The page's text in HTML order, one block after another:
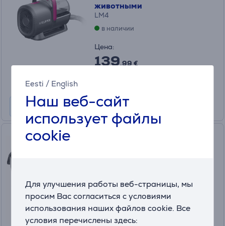
Eesti / English
Наш веб-сайт
использует файлы
cookie
Для улучшения работы веб-страницы, мы
просим Вас согласиться с условиями
использования наших файлов cookie. Все
условия перечислены здесь:
животными
LM4
в наличии
Цена:
139.99 €
в наличии
Цена:
59.99 €